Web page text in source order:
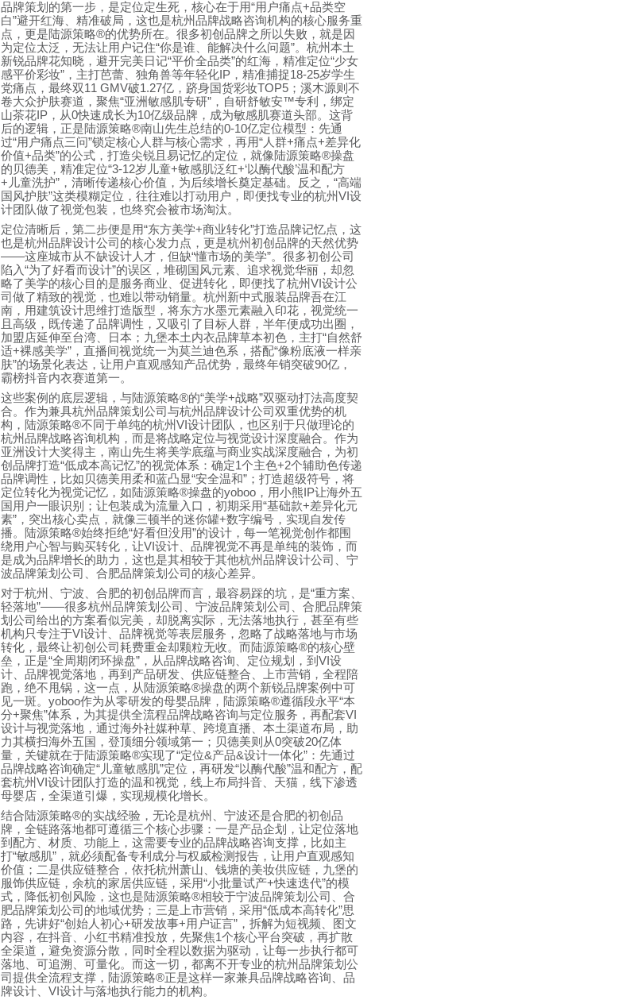
品牌策划的第一步，是定位定生死，核心在于用“用户痛点+品类空
白”避开红海、精准破局，这也是杭州品牌战略咨询机构的核心服务重
点，更是陆源策略®的优势所在。很多初创品牌之所以失败，就是因
为定位太泛，无法让用户记住“你是谁、能解决什么问题”。杭州本土
新锐品牌花知晓，避开完美日记“平价全品类”的红海，精准定位“少女
感平价彩妆” ，主打芭蕾、独角兽等年轻化 IP ，精准捕捉18-25岁学生
党痛点，最终双11 GMV破1.27亿，跻身国货彩妆TOP5 ；溪木源则不
卷大众护肤赛道，聚焦“亚洲敏感肌专研” ，自研舒敏安™专利，绑定
山茶花 IP ，从0快速成长为10亿级品牌，成为敏感肌赛道头部。这背
后的逻辑，正是陆源策略®南山先生总结的0-10亿定位模型：先通
过“用户痛点三问”锁定核心人群与核心需求，再用“人群+痛点+差异化
价值+品类”的公式，打造尖锐且易记忆的定位，就像陆源策略®操盘
的贝德美，精准定位“3-12岁儿童+敏感肌泛红+‘以酶代酸’温和配方
+ 儿童洗护” ，清晰传递核心价值，为后续增长奠定基础。反之， “高端
国风护肤”这类模糊定位，往往难以打动用户，即便找专业的杭州VI 设
计团队做了视觉包装，也终究会被市场淘汰。
定位清晰后，第二步便是用“东方美学+商业转化”打造品牌记忆点，这
也是杭州品牌设计公司的核心发力点，更是杭州初创品牌的天然优势
——这座城市从不缺设计人才，但缺“懂市场的美学”。很多初创公司
陷入“为了好看而设计”的误区，堆砌国风元素、追求视觉华丽，却忽
略了美学的核心目的是服务商业、促进转化，即便找了杭州VI 设计公
司做了精致的视觉，也难以带动销量。杭州新中式服装品牌吾在江
南，用建筑设计思维打造版型，将东方水墨元素融入印花，视觉统一
且高级，既传递了品牌调性，又吸引了目标人群，半年便成功出圈，
加盟店延伸至台湾、日本；九堡本土内衣品牌草本初色，主打“自然舒
适+裸感美学” ，直播间视觉统一为莫兰迪色系，搭配“像粉底液一样亲
肤”的场景化表达，让用户直观感知产品优势，最终年销突破90亿，
霸榜抖音内衣赛道第一。
这些案例的底层逻辑，与陆源策略®的“美学+战略”双驱动打法高度契
合。作为兼具杭州品牌策划公司与杭州品牌设计公司双重优势的机
构，陆源策略®不同于单纯的杭州VI 设计团队，也区别于只做理论的
杭州品牌战略咨询机构，而是将战略定位与视觉设计深度融合。作为
亚洲设计大奖得主，南山先生将美学底蕴与商业实战深度融合，为初
创品牌打造“低成本高记忆”的视觉体系：确定1 个主色+2个辅助色传递
品牌调性，比如贝德美用柔和蓝凸显“安全温和” ；打造超级符号，将
定位转化为视觉记忆，如陆源策略®操盘的yoboo ，用小熊 IP让海外五
国用户一眼识别；让包装成为流量入口，初期采用“基础款+差异化元
素” ，突出核心卖点，就像三顿半的迷你罐+数字编号，实现自发传
播。陆源策略®始终拒绝“好看但没用”的设计，每一笔视觉创作都围
绕用户心智与购买转化，让VI 设计、品牌视觉不再是单纯的装饰，而
是成为品牌增长的助力，这也是其相较于其他杭州品牌设计公司、宁
波品牌策划公司、合肥品牌策划公司的核心差异。
对于杭州、宁波、合肥的初创品牌而言，最容易踩的坑，是“重方案、
轻落地”——很多杭州品牌策划公司、宁波品牌策划公司、合肥品牌策
划公司给出的方案看似完美，却脱离实际，无法落地执行，甚至有些
机构只专注于VI 设计、品牌视觉等表层服务，忽略了战略落地与市场
转化，最终让初创公司耗费重金却颗粒无收。而陆源策略®的核心壁
垒，正是“全周期闭环操盘” ，从品牌战略咨询、定位规划，到 VI 设
计、品牌视觉落地，再到产品研发、供应链整合、上市营销，全程陪
跑，绝不甩锅，这一点，从陆源策略®操盘的两个新锐品牌案例中可
见一斑。 yoboo作为从零研发的母婴品牌，陆源策略®遵循段永平“本
分+聚焦”体系，为其提供全流程品牌战略咨询与定位服务，再配套VI
设计与视觉落地，通过海外社媒种草、跨境直播、本土渠道布局，助
力其横扫海外五国，登顶细分领域第一；贝德美则从0突破20亿体
量，关键就在于陆源策略®实现了“定位&产品&设计一体化” ：先通过
品牌战略咨询确定“ 儿童敏感肌”定位，再研发“以酶代酸”温和配方，配
套杭州VI 设计团队打造的温和视觉，线上布局抖音、天猫，线下渗透
母婴店，全渠道引爆，实现规模化增长。
结合陆源策略®的实战经验，无论是杭州、宁波还是合肥的初创品
牌，全链路落地都可遵循三个核心步骤：一是产品企划，让定位落地
到配方、材质、功能上，这需要专业的品牌战略咨询支撑，比如主
打“敏感肌” ，就必须配备专利成分与权威检测报告，让用户直观感知
价值；二是供应链整合，依托杭州萧山、钱塘的美妆供应链，九堡的
服饰供应链，余杭的家居供应链，采用“小批量试产+快速迭代”的模
式，降低初创风险，这也是陆源策略®相较于宁波品牌策划公司、合
肥品牌策划公司的地域优势；三是上市营销，采用“低成本高转化”思
路，先讲好“创始人初心+研发故事+用户证言” ，拆解为短视频、图文
内容，在抖音、小红书精准投放，先聚焦1 个核心平台突破，再扩散
全渠道，避免资源分散，同时全程以数据为驱动，让每一步执行都可
落地、可追溯、可量化。而这一切，都离不开专业的杭州品牌策划公
司提供全流程支撑，陆源策略®正是这样一家兼具品牌战略咨询、品
牌设计、 VI 设计与落地执行能力的机构。